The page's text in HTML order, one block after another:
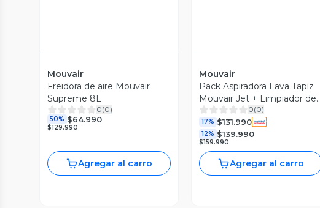
Mouvair
Freidora de aire Mouvair
Supreme 8L
0(0)
50% $64.990
$129.990
Agregar al carro
Mouvair
Pack Aspiradora Lava Tapiz
Mouvair Jet + Limpiador de
alfombras y tapices
0(0)
17% $131.990
12% $139.990
$159.990
Agregar al carro